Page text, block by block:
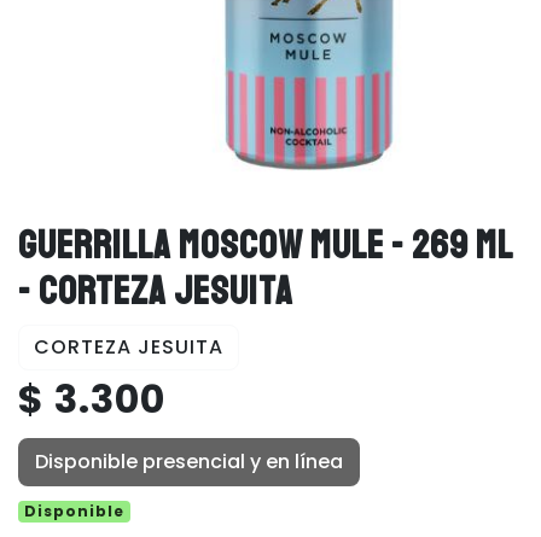
GUERRILLA MOSCOW MULE - 269 ML
- CORTEZA JESUITA
CORTEZA JESUITA
$ 3.300
Disponible presencial y en línea
Disponible